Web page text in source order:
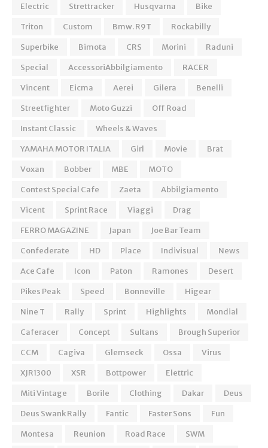
Electric Strettracker Husqvarna
Bike
Triton
Custom Bmw. R9T
Rockabilly
Superbike
Bimota CRS Morini
Raduni
Special
AccessoriAbbilgiamento
RACER
Vincent
Eicma Aerei Gilera
Benelli
Streetfighter
Moto Guzzi
Off Road
Instant Classic
Wheels & Waves
YAMAHA MOTOR ITALIA
Girl Movie
Brat
Voxan
Bobber MBE
MOTO
Contest Special Cafe
Zaeta
Abbilgiamento
Vicent
Sprint Race Viaggi
Drag
FERRO MAGAZINE
Japan
Joe Bar Team
Confederate
HD Place Indivisual
News
Ace Cafe
Icon Paton Ramones
Desert
Pikes Peak
Speed Bonneville
Higear
Nine T
Rally Sprint Highlights
Mondial
Caferacer
Concept Sultans
Brough Superior
CCM
Cagiva Glemseck Ossa
Virus
XJR1300
XSR Bottpower
Elettric
Miti Vintage
Borile Clothing Dakar
Deus
Deus Swank Rally
Fantic Faster Sons
Fun
Montesa
Reunion Road Race
SWM